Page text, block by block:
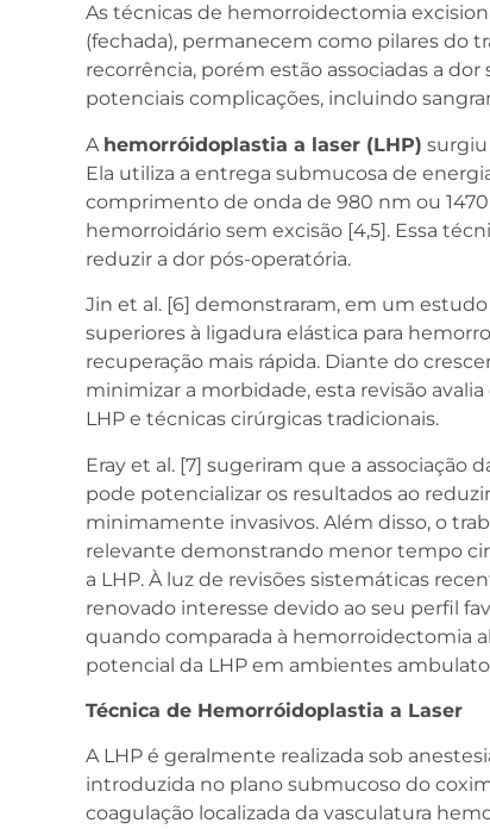
As técnicas de hemorroidectomia
(fechada), permanecem como pilares do
recorrência, porém estão associadas a
potenciais complicações, incluindo
A hemorróidoplastia a laser (LHP)
Ela utiliza a entrega submucosa de
comprimento de onda de 980 nm ou
hemorroidário sem excisão [4,5]. Essa
reduzir a dor pós-operatória.
Jin et al. [6] demonstraram, em um
superiores à ligadura elástica para
recuperação mais rápida. Diante do
minimizar a morbidade, esta revisão
LHP e técnicas cirúrgicas tradicionais.
Eray et al. [7] sugeriram que a associação
pode potencializar os resultados ao
minimamente invasivos. Além disso, o
relevante demonstrando menor tempo
a LHP. À luz de revisões sistemáticas
renovado interesse devido ao seu perfil
quando comparada à hemorroidectomia
potencial da LHP em ambientes
Técnica de Hemorróidoplastia a Laser
A LHP é geralmente realizada sob
introduzida no plano submucoso do
coagulação localizada da vasculatura